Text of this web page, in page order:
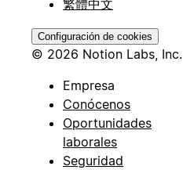
繁體中文
Configuración de cookies
© 2026 Notion Labs, Inc.
Empresa
Conócenos
Oportunidades
laborales
Seguridad